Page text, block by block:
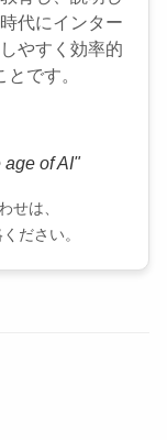
代にインター
やすく効率的
です。
of AI"
せは、
ださい。